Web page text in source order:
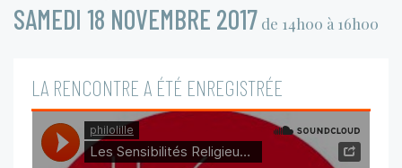
SAMEDI 18 NOVEMBRE 2017 de 14h00 à 16h00
LA RENCONTRE A ÉTÉ ENREGISTRÉE